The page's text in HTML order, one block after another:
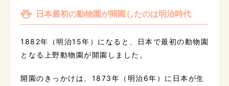
日本最初の動物園が開園したのは明治時代
1882年（明治15年）になると、日本で最初の動物園
となる上野動物園が開園しました。
開園のきっかけは、1873年（明治6年）に日本が生